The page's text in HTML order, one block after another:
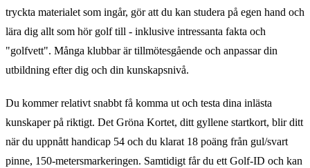
tryckta materialet som ingår, gör att du kan studera på egen hand och
lära dig allt som hör golf till - inklusive intressanta fakta och
"golfvett". Många klubbar är tillmötesgående och anpassar din
utbildning efter dig och din kunskapsnivå.
Du kommer relativt snabbt få komma ut och testa dina inlästa
kunskaper på riktigt. Det Gröna Kortet, ditt gyllene startkort, blir ditt
när du uppnått handicap 54 och du klarat 18 poäng från gul/svart
pinne, 150-metersmarkeringen. Samtidigt får du ett Golf-ID och kan